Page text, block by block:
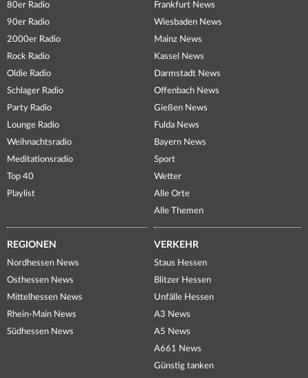
80er Radio
90er Radio
2000er Radio
Rock Radio
Oldie Radio
Schlager Radio
Party Radio
Lounge Radio
Weihnachtsradio
Meditationsradio
Top 40
Playlist
Frankfurt News
Wiesbaden News
Mainz News
Kassel News
Darmstadt News
Offenbach News
Gießen News
Fulda News
Bayern News
Sport
Wetter
Alle Orte
Alle Themen
REGIONEN
Nordhessen News
Osthessen News
Mittelhessen News
Rhein-Main News
Südhessen News
VERKEHR
Staus Hessen
Blitzer Hessen
Unfälle Hessen
A3 News
A5 News
A661 News
Günstig tanken